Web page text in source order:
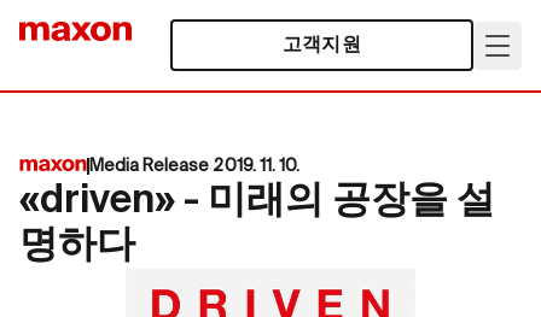
고객지원
Media Release 2019. 11. 10.
«driven» - 미래의 공장을 설
명하다